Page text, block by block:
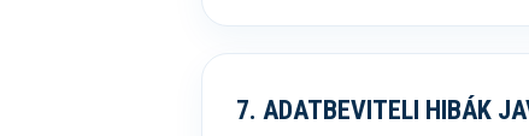
7. ADATBEVITELI HIBÁK